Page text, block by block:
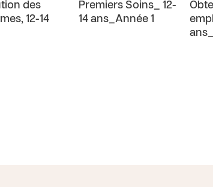
des
12-14
Premiers Soins_ 12-
14 ans_Année 1